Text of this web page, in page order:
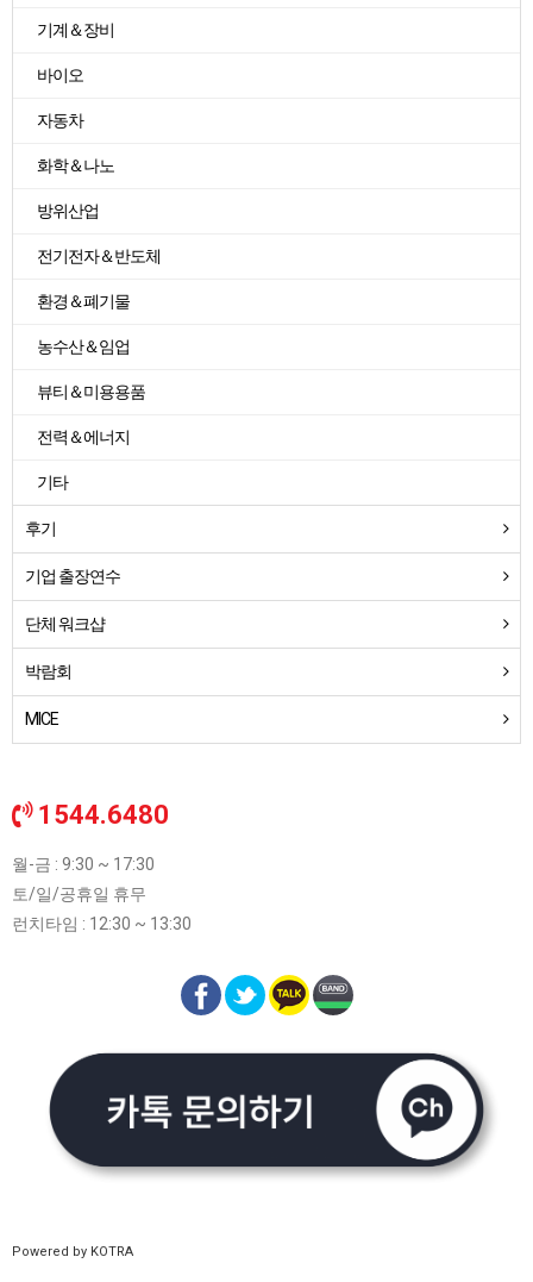
기계＆장비
바이오
자동차
화학＆나노
방위산업
전기전자＆반도체
환경＆폐기물
농수산＆임업
뷰티＆미용용품
전력＆에너지
기타
후기
기업 출장연수
단체 워크샵
박람회
MICE
1544.6480
월-금 : 9:30 ~ 17:30
토/일/공휴일 휴무
런치타임 : 12:30 ~ 13:30
Powered by KOTRA